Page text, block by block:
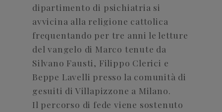
dipartimento di psichiatria si
avvicina alla religione cattolica
frequentando per tre anni le letture
del vangelo di Marco tenute da
Silvano Fausti, Filippo Clerici e
Beppe Lavelli presso la comunità di
gesuiti di Villapizzone a Milano.
Il percorso di fede viene sostenuto